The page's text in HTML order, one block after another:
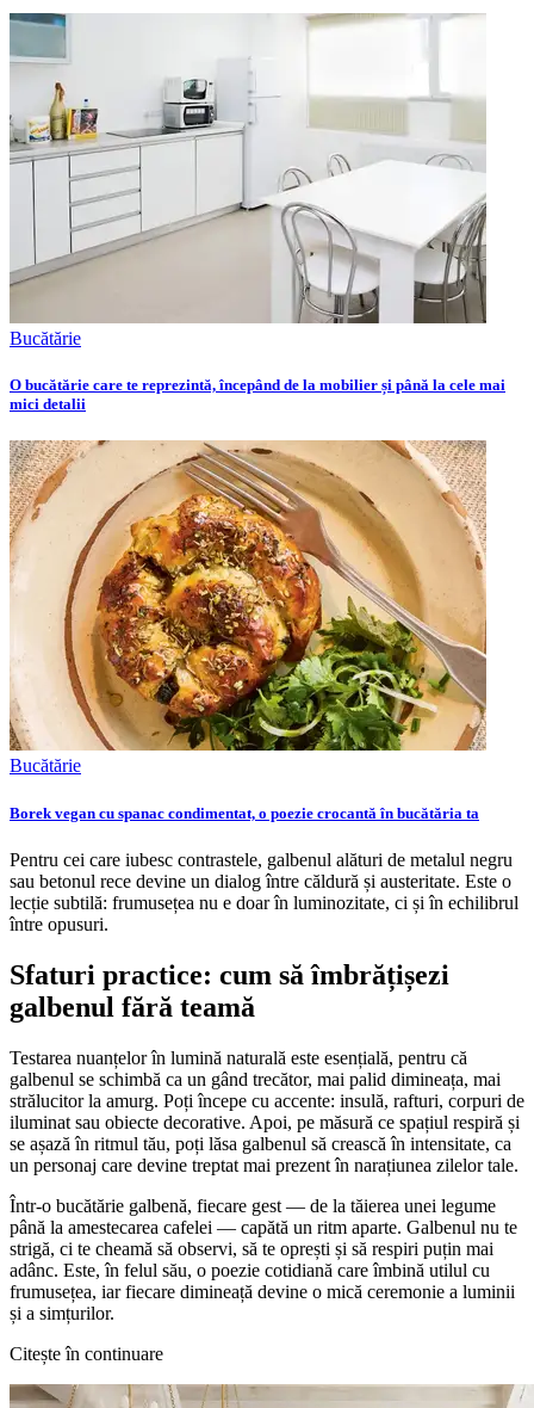
Bucătărie
O bucătărie care te reprezintă, începând de la mobilier și până la cele mai
mici detalii
Bucătărie
Borek vegan cu spanac condimentat, o poezie crocantă în bucătăria ta
Pentru cei care iubesc contrastele, galbenul alături de metalul negru
sau betonul rece devine un dialog între căldură și austeritate. Este o
lecție subtilă: frumusețea nu e doar în luminozitate, ci și în echilibrul
între opusuri.
Sfaturi practice: cum să îmbrățișezi
galbenul fără teamă
Testarea nuanțelor în lumină naturală este esențială, pentru că
galbenul se schimbă ca un gând trecător, mai palid dimineața, mai
strălucitor la amurg. Poți începe cu accente: insulă, rafturi, corpuri de
iluminat sau obiecte decorative. Apoi, pe măsură ce spațiul respiră și
se așază în ritmul tău, poți lăsa galbenul să crească în intensitate, ca
un personaj care devine treptat mai prezent în narațiunea zilelor tale.
Într-o bucătărie galbenă, fiecare gest — de la tăierea unei legume
până la amestecarea cafelei — capătă un ritm aparte. Galbenul nu te
strigă, ci te cheamă să observi, să te oprești și să respiri puțin mai
adânc. Este, în felul său, o poezie cotidiană care îmbină utilul cu
frumusețea, iar fiecare dimineață devine o mică ceremonie a luminii
și a simțurilor.
Citește în continuare